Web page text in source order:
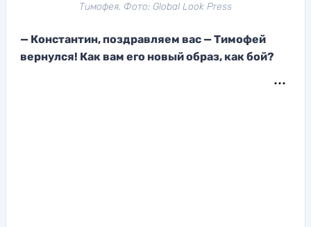
Тимофея. Фото: Global Look Press
— Константин, поздравляем вас — Тимофей
вернулся! Как вам его новый образ, как бой?